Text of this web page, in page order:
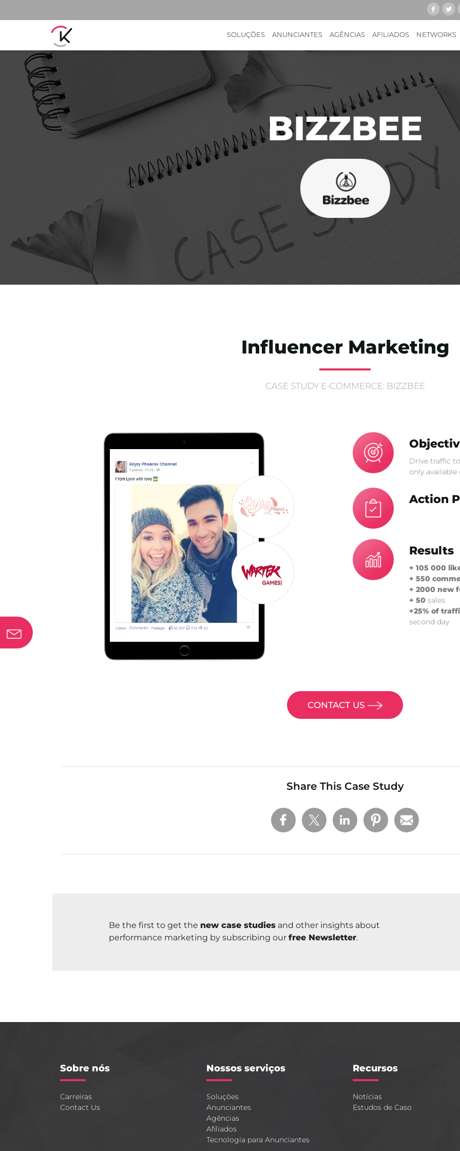
SOLUÇÕES ANUNCIANTES AGÊNCIAS AFILIADOS NETWORKS
BIZZBEE
Influencer Marketing
CASE STUDY E-COMMERCE: BIZZBEE
Drive traffic
only
Action
Results
+ 105 000
+ 550
+ 2000 new
+ 50 sales
+25% of
second day
CONTACT US
Share This Case Study
Be the first to get the new case studies and other insights about
performance marketing by subscribing our free Newsletter.
Sobre nós
Carreiras
Contact Us
Nossos serviços
Soluções
Anunciantes
Agências
Afiliados
Tecnologia para Anunciantes
Recursos
Notícias
Estudos de Caso